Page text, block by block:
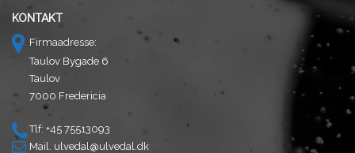
KONTAKT
Firmaadresse:
Taulov Bygade 6
Taulov
7000 Fredericia
Tlf: +45 75513093
Mail. ulvedal@ulvedal.dk